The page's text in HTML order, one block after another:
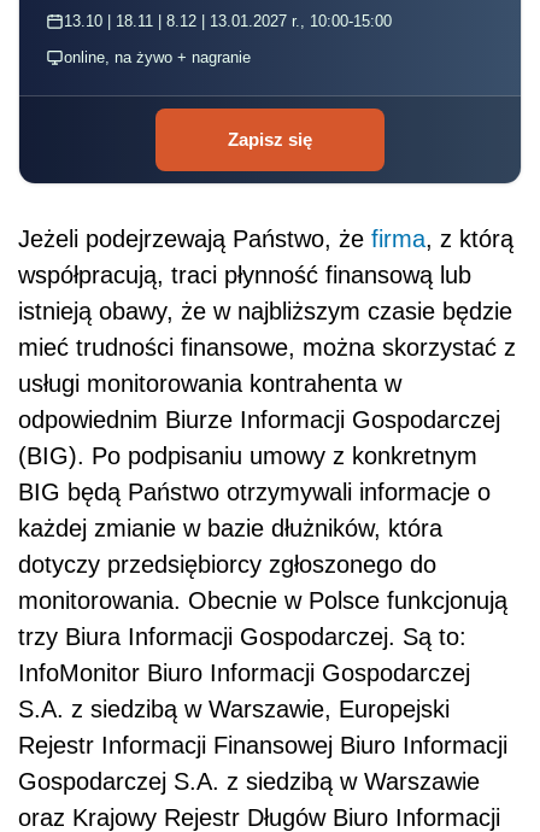
13.10 | 18.11 | 8.12 | 13.01.2027 r., 10:00-15:00
online, na żywo + nagranie
Zapisz się
Jeżeli podejrzewają Państwo, że firma, z którą
współpracują, traci płynność finansową lub
istnieją obawy, że w najbliższym czasie będzie
mieć trudności finansowe, można skorzystać z
usługi monitorowania kontrahenta w
odpowiednim Biurze Informacji Gospodarczej
(BIG). Po podpisaniu umowy z konkretnym
BIG będą Państwo otrzymywali informacje o
każdej zmianie w bazie dłużników, która
dotyczy przedsiębiorcy zgłoszonego do
monitorowania. Obecnie w Polsce funkcjonują
trzy Biura Informacji Gospodarczej. Są to:
InfoMonitor Biuro Informacji Gospodarczej
S.A. z siedzibą w Warszawie, Europejski
Rejestr Informacji Finansowej Biuro Informacji
Gospodarczej S.A. z siedzibą w Warszawie
oraz Krajowy Rejestr Długów Biuro Informacji